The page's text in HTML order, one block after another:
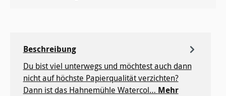
Beschreibung
Du bist viel unterwegs und möchtest auch dann
nicht auf höchste Papierqualität verzichten?
Dann ist das Hahnemühle Watercol… Mehr